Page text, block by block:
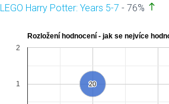
LEGO Harry Potter: Years 5-7 - 76% north
Rozložení hodnocení - jak se nejvíce
20
20
1
2